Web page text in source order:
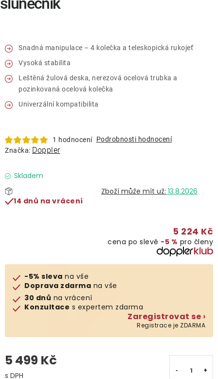
Doplňky
Deštníky
Gastro produkty
Klub výhod
Snadná manipulace – 4 kolečka a teleskopická rukojeť
Vysoká stabilita
Leštěná žulová deska, nerezová ocelová trubka a
pozinkovaná ocelová kolečka
Univerzální kompatibilita
1 hodnocení Podrobnosti hodnocení
Značka: Doppler
Skladem
13.8.2026
14 dnů na vrácení
5 224 Kč
cena po slevě −5 % pro členy
-5% sleva na vše
Doprava zdarma na vše
30 dnů na vrácení
Konzultace s expertem zdarma
Zaregistrovat se ›
Registrace je ZDARMA
5 499 Kč